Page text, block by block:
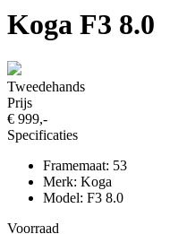
Koga F3 8.0
Tweedehands
Prijs
€ 999,-
Specificaties
Framemaat: 53
Merk: Koga
Model: F3 8.0
Voorraad